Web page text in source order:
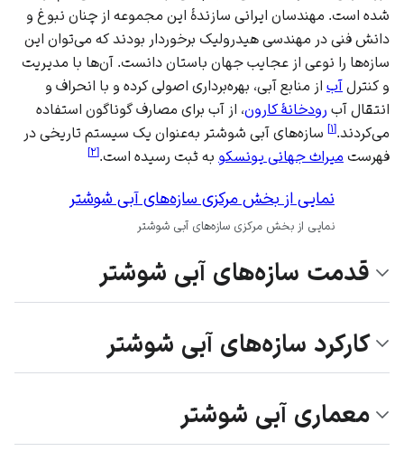
شده است. مهندسان ایرانی سازندهٔ این مجموعه از چنان نبوغ و
دانش فنی در مهندسی هیدرولیک برخوردار بودند که می‌توان این
سازه‌ها را نوعی از عجایب جهان باستان دانست. آن‌ها با مدیریت
و کنترل آب از منابع آبی، بهره‌برداری اصولی کرده و با انحراف و
انتقال آب رودخانهٔ کارون، از آب برای مصارف گوناگون استفاده
می‌کردند.[۱] سازه‌های آبی شوشتر به‌عنوان یک سیستم تاریخی در
فهرست میراث جهانی یونسکو به ثبت رسیده است.[۲]
نمایی از بخش مرکزی سازه‌های آبی شوشتر
نمایی از بخش مرکزی سازه‌های آبی شوشتر
قدمت سازه‌های آبی شوشتر
کارکرد سازه‌های آبی شوشتر
معماری آبی شوشتر